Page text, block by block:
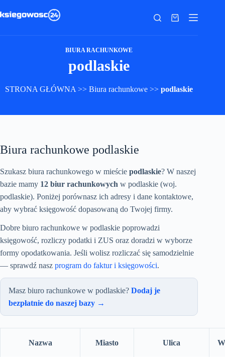
do
Koszyk
BIURA RACHUNKOWE
podlaskie
STRONA GŁÓWNA >>Biura rachunkowe >>podlaskie
Biura rachunkowe podlaskie
Szukasz biura rachunkowego w mieście podlaskie? W naszej
bazie mamy 12 biur rachunkowych w podlaskie (woj.
podlaskie). Poniżej porównasz ich adresy i dane kontaktowe,
aby wybrać księgowość dopasowaną do Twojej firmy.
Dobre biuro rachunkowe w podlaskie poprowadzi
księgowość, rozliczy podatki i ZUS oraz doradzi w wyborze
formy opodatkowania. Jeśli wolisz rozliczać się samodzielnie
— sprawdź nasz program do faktur i księgowości.
Masz biuro rachunkowe w podlaskie? Dodaj je
bezpłatnie do naszej bazy →
Nazwa Miasto Ulica